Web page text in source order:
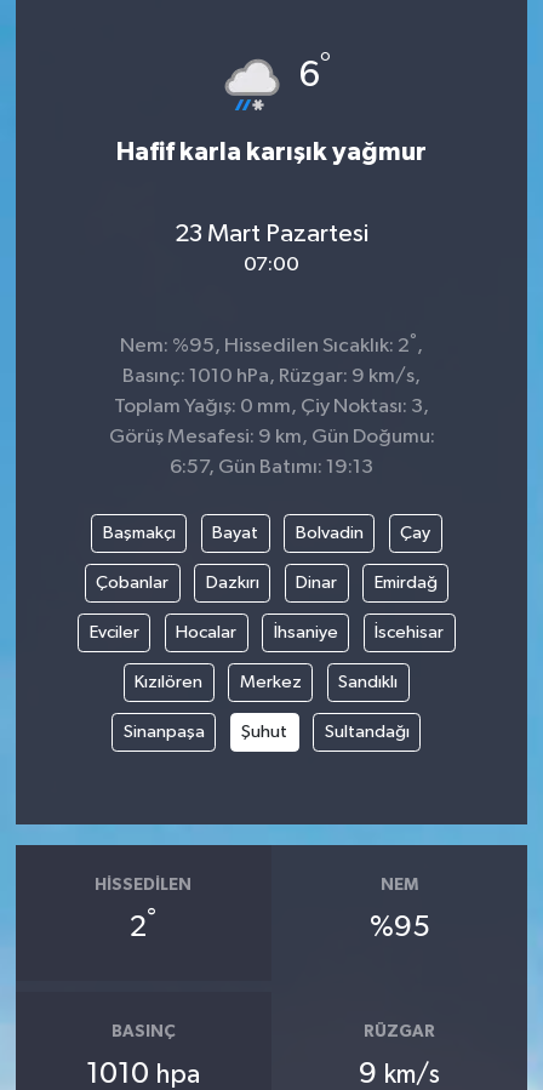
6°
Hafif karla karışık yağmur
23 Mart Pazartesi
07:00
Nem: %95, Hissedilen Sıcaklık: 2° ,
Basınç: 1010 hPa, Rüzgar: 9 km/s,
Toplam Yağış: 0 mm, Çiy Noktası: 3,
Görüş Mesafesi: 9 km, Gün Doğumu:
6:57, Gün Batımı: 19:13
Başmakçı Bayat Bolvadin Çay
Çobanlar Dazkırı Dinar Emirdağ
Evciler Hocalar İhsaniye İscehisar
Kızılören Merkez Sandıklı
Sinanpaşa Şuhut Sultandağı
HISSEDILEN
2°
NEM
%95
BASINÇ
1010 hpa
RÜZGAR
9 km/s
Gündem
KURDÎ
Sağlık
Sağlık & Yaşam
Siyaset
Spor
Yaşam